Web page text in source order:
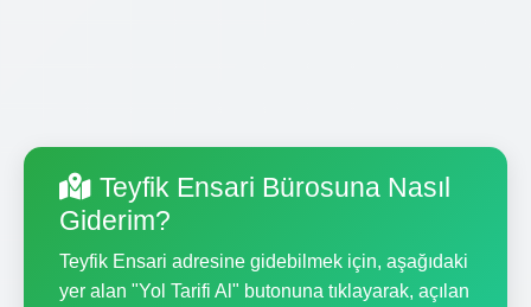
Teyfik Ensari Bürosuna Nasıl
Giderim?
Teyfik Ensari adresine gidebilmek için, aşağıdaki
yer alan "Yol Tarifi Al" butonuna tıklayarak, açılan